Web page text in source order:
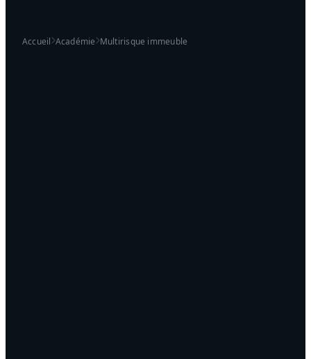
Accueil Académie Multirisque immeuble